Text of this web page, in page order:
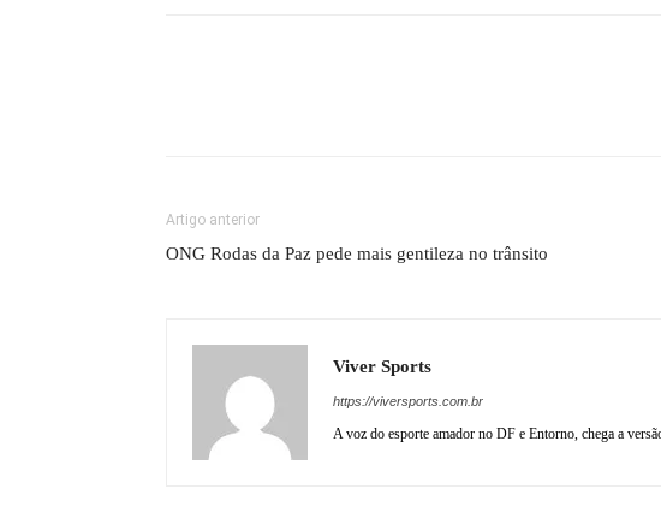
Artigo anterior
ONG Rodas da Paz pede mais gentileza no trânsito
Viver Sports
https://viversports.com.br
A voz do esporte amador no DF e Entorno, chega a